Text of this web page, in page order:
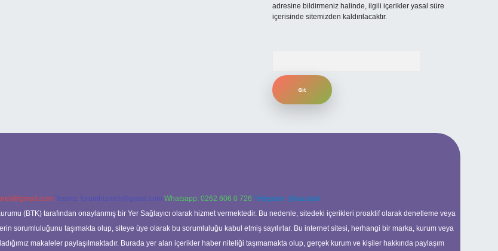
adresine bildirmeniz halinde, ilgili içerikler yasal süre
içerisinde sitemizden kaldırılacaktır.
Teams: forumhizmeti@gmail.com Whatsapp: 0262 606 0 726 Telegram: @karabul
(BTK) tarafından onaylanmış bir Yer Sağlayıcı olarak hizmet vermektedir. Bu nedenle, sitedeki içerikleri proaktif olarak denetleme veya
sorumluluğunu taşımakta olup, siteye üye olarak bu sorumluluğu kabul etmiş sayılırlar. Bu internet sitesi, herhangi bir marka, kurum veya
makaleler paylaşılmaktadır. Burada yer alan içerikler haber niteliği taşımamakta olup, gerçek kurum ve kişiler hakkında paylaşım